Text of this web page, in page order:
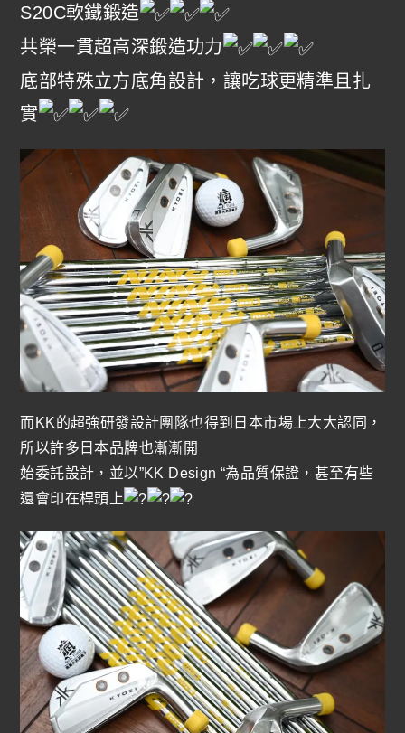
S20C軟鐵鍛造
共榮一貫超高深鍛造功力
底部特殊立方底角設計，讓吃球更精準且扎
實
而KK的超強研發設計團隊也得到日本市場上大大認同，
所以許多日本品牌也漸漸開
始委託設計，並以”KK Design “為品質保證，甚至有些
還會印在桿頭上